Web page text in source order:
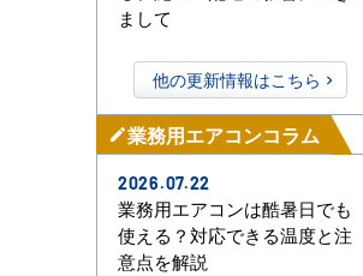
まして
他の更新情報はこちら
mode_edit業務用エアコンコラム
2026.07.22
業務用エアコンは酷暑日でも
使える？対応できる温度と注
意点を解説